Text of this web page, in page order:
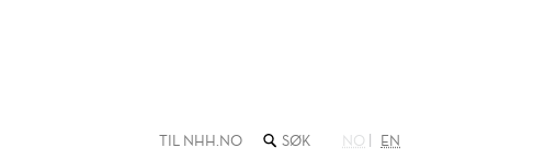
TIL NHH.NO SØK NO EN